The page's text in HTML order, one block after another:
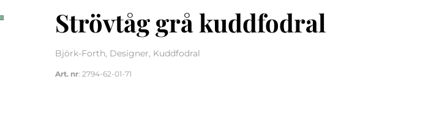
Strövtåg grå kuddfodral
Björk-Forth, Designer, Kuddfodral
Art. nr: 2794-62-01-71